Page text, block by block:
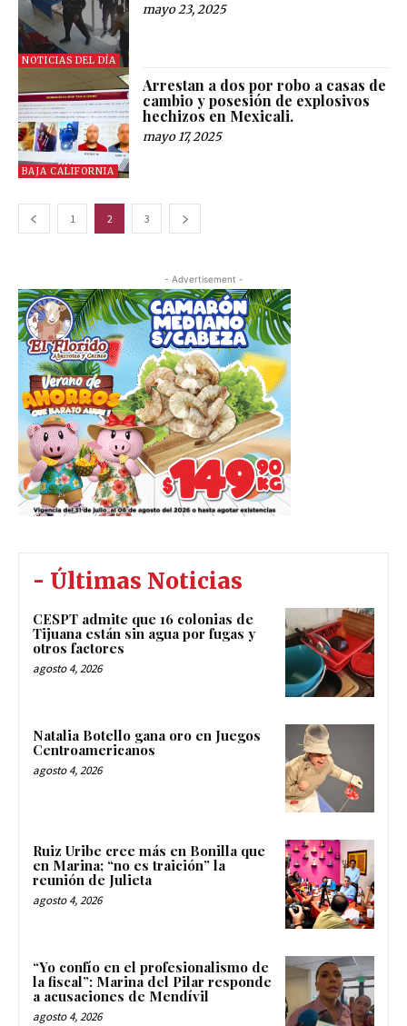
NOTICIAS DEL DÍA
mayo 23, 2025
BAJA CALIFORNIA
Arrestan a dos por robo a casas de
cambio y posesión de explosivos
hechizos en Mexicali.
mayo 17, 2025
1 2 3
- Advertisement -
- Últimas Noticias
CESPT admite que 16 colonias de
Tijuana están sin agua por fugas y
otros factores
agosto 4, 2026
Natalia Botello gana oro en Juegos
Centroamericanos
agosto 4, 2026
Ruiz Uribe cree más en Bonilla que
en Marina; “no es traición” la
reunión de Julieta
agosto 4, 2026
“Yo confío en el profesionalismo de
la fiscal”: Marina del Pilar responde
a acusaciones de Mendívil
agosto 4, 2026